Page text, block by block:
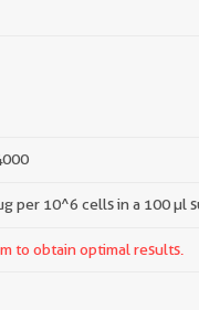
per 10^6 cells in a 100 µl
to obtain optimal results.